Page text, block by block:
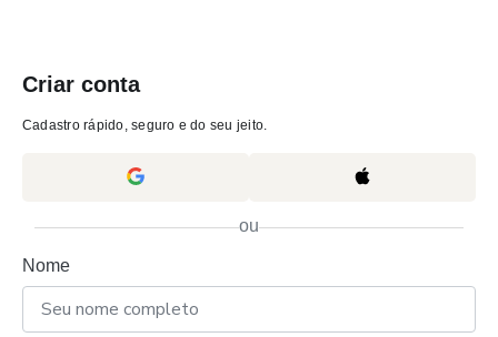
Criar conta
Cadastro rápido, seguro e do seu jeito.
ou
Nome